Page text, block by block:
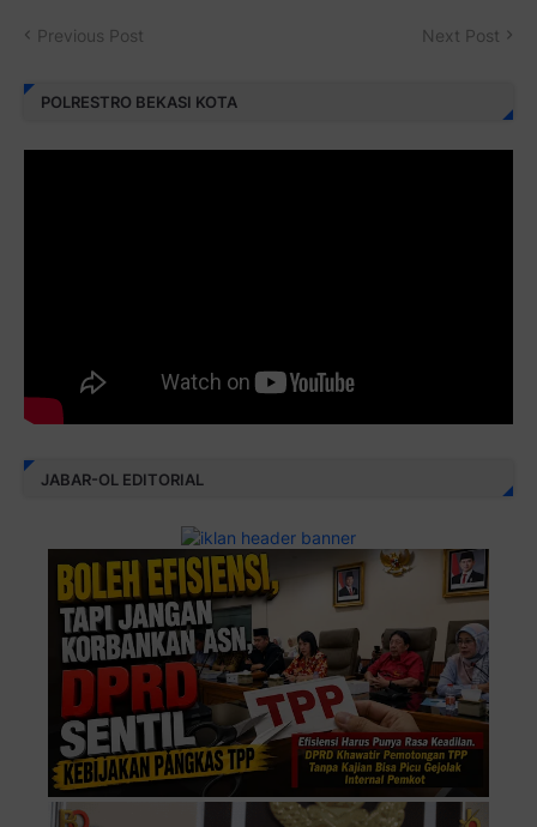
Previous Post Next Post
POLRESTRO BEKASI KOTA
JABAR-OL EDITORIAL